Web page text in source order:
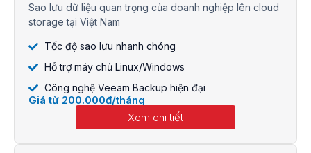
Sao lưu dữ liệu quan trọng của doanh nghiệp lên cloud
storage tại Việt Nam
Tốc độ sao lưu nhanh chóng
Hỗ trợ máy chủ Linux/Windows
Công nghệ Veeam Backup hiện đại
Giá từ 200.000đ/tháng
Xem chi tiết